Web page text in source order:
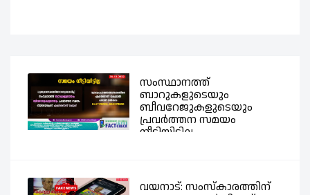
സംസ്ഥാനത്ത്
ബാറുകളുടെയും
ബീവറേജുകളുടെയും
പ്രവര്‍ത്തന സമയം
നീട്ടിയിട്ടില്ല -...
വയനാട്: സംസ്കാരത്തിന്